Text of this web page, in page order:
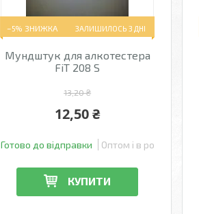
–5% ЗАЛИШИЛОСЬ 3 ДНІ
Мундштук для алкотестера
FiT 208 S
13,20 ₴
12,50 ₴
Готово до відправки Оптом і в роздріб
КУПИТИ